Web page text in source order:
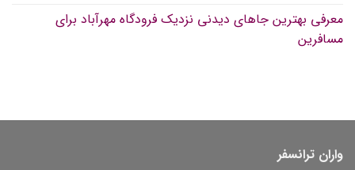
معرفی بهترین جاهای دیدنی نزدیک فرودگاه مهرآباد برای
مسافرین
واران ترانسفر